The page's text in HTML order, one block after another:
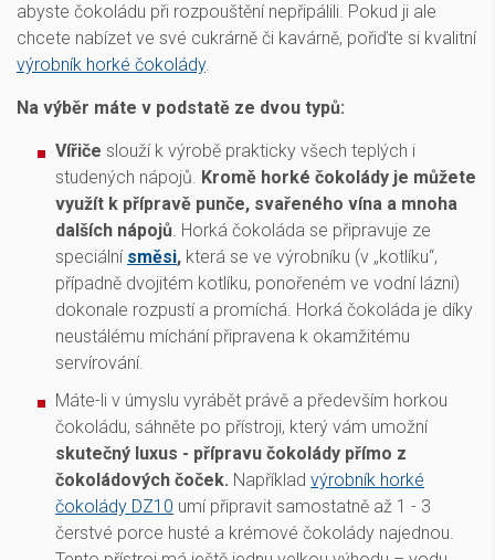
abyste čokoládu při rozpouštění nepřipálili. Pokud ji ale
chcete nabízet ve své cukrárně či kavárně, pořiďte si kvalitní
výrobník horké čokolády.
Na výběr máte v podstatě ze dvou typů:
Vířiče slouží k výrobě prakticky všech teplých i
studených nápojů. Kromě horké čokolády je můžete
využít k přípravě punče, svařeného vína a mnoha
dalších nápojů. Horká čokoláda se připravuje ze
speciální směsi, která se ve výrobníku (v „kotlíku“,
případně dvojitém kotlíku, ponořeném ve vodní lázni)
dokonale rozpustí a promíchá. Horká čokoláda je díky
neustálému míchání připravena k okamžitému
servírování.
Máte-li v úmyslu vyrábět právě a především horkou
čokoládu, sáhněte po přístroji, který vám umožní
skutečný luxus - přípravu čokolády přímo z
čokoládových čoček. Například výrobník horké
čokolády DZ10 umí připravit samostatně až 1 - 3
čerstvé porce husté a krémové čokolády najednou.